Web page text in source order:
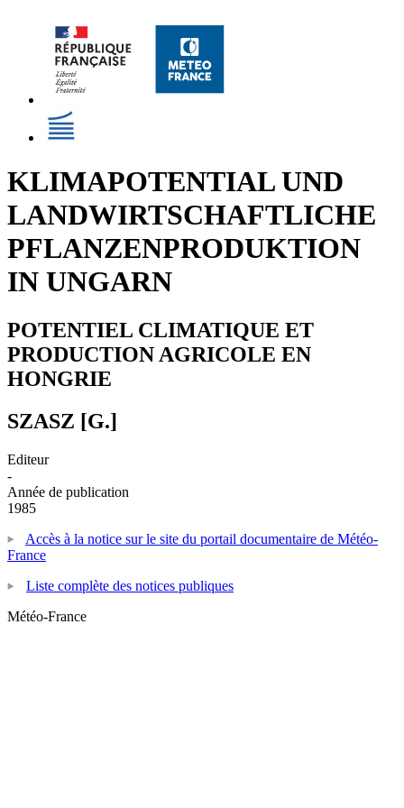
KLIMAPOTENTIAL UND
LANDWIRTSCHAFTLICHE
PFLANZENPRODUKTION
IN UNGARN
POTENTIEL CLIMATIQUE ET
PRODUCTION AGRICOLE EN
HONGRIE
SZASZ [G.]
Editeur
-
Année de publication
1985
Accès à la notice sur le site du portail documentaire de Météo-
France
Liste complète des notices publiques
Météo-France